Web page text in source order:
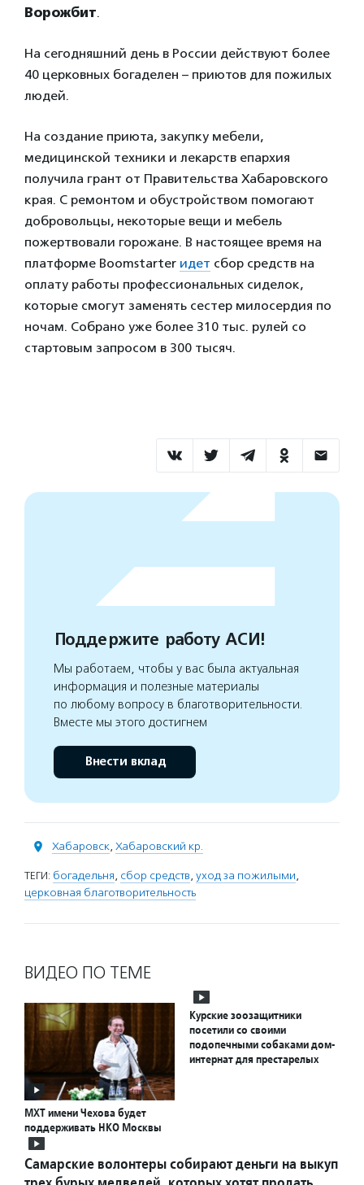
Ворожбит.
На сегодняшний день в России действуют более
40 церковных богаделен – приютов для пожилых
людей.
На создание приюта, закупку мебели,
медицинской техники и лекарств епархия
получила грант от Правительства Хабаровского
края. С ремонтом и обустройством помогают
добровольцы, некоторые вещи и мебель
пожертвовали горожане. В настоящее время на
платформе Boomstarter идет сбор средств на
оплату работы профессиональных сиделок,
которые смогут заменять сестер милосердия по
ночам. Собрано уже более 310 тыс. рулей со
стартовым запросом в 300 тысяч.
Поддержите работу АСИ!
Мы работаем, чтобы у вас была актуальная
информация и полезные материалы
по любому вопросу в благотворительности.
Вместе мы этого достигнем
Внести вклад
Хабаровск, Хабаровский кр.
ТЕГИ: богадельня, сбор средств, уход за пожилыми,
церковная благотворительность
ВИДЕО ПО ТЕМЕ
МХТ имени Чехова будет
поддерживать НКО Москвы
Курские зоозащитники
посетили со своими
подопечными собаками дом-
интернат для престарелых
Самарские волонтеры собирают деньги на выкуп